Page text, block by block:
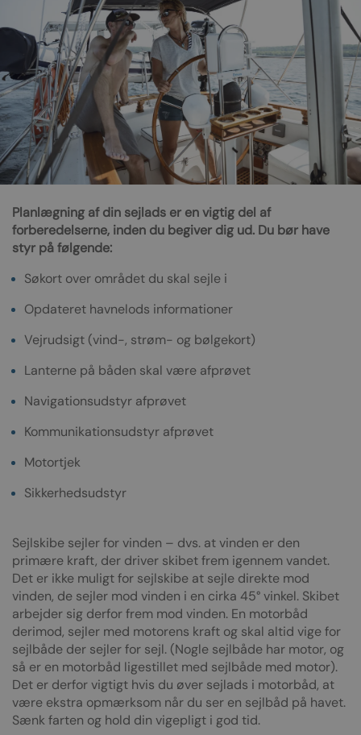
Planlægning af din sejlads er en vigtig del af
forberedelserne, inden du begiver dig ud. Du bør have
styr på følgende:
Søkort over området du skal sejle i
Opdateret havnelods informationer
Vejrudsigt (vind-, strøm- og bølgekort)
Lanterne på båden skal være afprøvet
Navigationsudstyr afprøvet
Kommunikationsudstyr afprøvet
Motortjek
Sikkerhedsudstyr
Sejlskibe sejler for vinden – dvs. at vinden er den
primære kraft, der driver skibet frem igennem vandet.
Det er ikke muligt for sejlskibe at sejle direkte mod
vinden, de sejler mod vinden i en cirka 45° vinkel. Skibet
arbejder sig derfor frem mod vinden. En motorbåd
derimod, sejler med motorens kraft og skal altid vige for
sejlbåde der sejler for sejl. (Nogle sejlbåde har motor, og
så er en motorbåd ligestillet med sejlbåde med motor).
Det er derfor vigtigt hvis du øver sejlads i motorbåd, at
være ekstra opmærksom når du ser en sejlbåd på havet.
Sænk farten og hold din vigepligt i god tid.